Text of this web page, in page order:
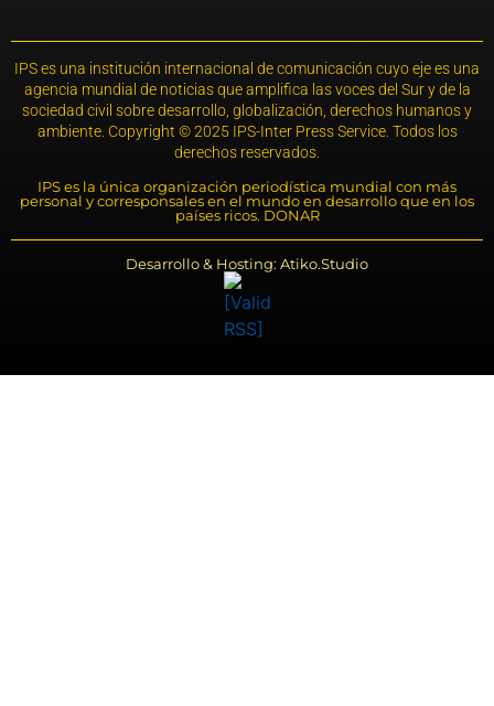
IPS es una institución internacional de comunicación cuyo eje es una
agencia mundial de noticias que amplifica las voces del Sur y de la
sociedad civil sobre desarrollo, globalización, derechos humanos y
ambiente. Copyright © 2025 IPS-Inter Press Service. Todos los
derechos reservados.
IPS es la única organización periodística mundial con más
personal y corresponsales en el mundo en desarrollo que en los
países ricos. DONAR
Desarrollo & Hosting: Atiko.Studio